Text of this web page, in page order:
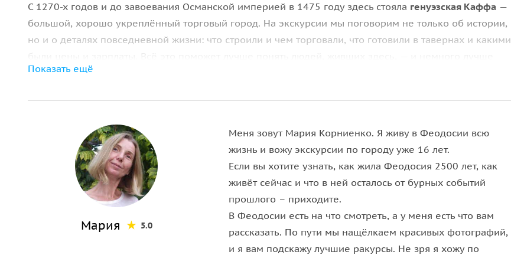
С 1270-х годов и до завоевания Османской империей в 1475 году здесь стояла генуэзская Каффа —
большой, хорошо укреплённый торговый город. На экскурсии мы поговорим не только об истории,
но и о деталях повседневной жизни: что строили и чем торговали, что готовили в тавернах и какими
понять самих себя.
Пять километров стен — пешком
Оборонительные сооружения Каффы — это более 5 километров стен, 34 башни, цитадель
башнями и 13 воротами. Многое разрушено, но немало и сохранилось. Мы пройдём по периметру
крепости, увидим уцелевшие стены и башни — а схемы, рисунки и фотографии помогут восстановить
то, что исчезло. В помощь —
карта, где линии средневековой крепости наложены на план
современных феодосийских улиц
относительно средневекового города.
Показать ещё
Мария 5.0
Меня зовут Мария Корниенко. Я живу в Феодосии всю
жизнь и вожу экскурсии по городу уже 16 лет.
Если вы хотите узнать, как жила Феодосия 2500 лет, как
живёт сейчас и что в ней осталось от бурных событий
прошлого – приходите.
В Феодосии есть на что смотреть, а у меня есть что вам
рассказать. По пути мы нащёлкаем красивых фотографий,
и я вам подскажу лучшие ракурсы. Не зря я хожу по